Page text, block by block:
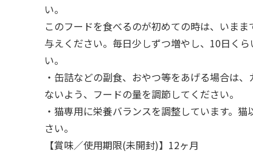
い。
このフードを食べるのが初めての時は、いま
与えください。毎日少しずつ増やし、10日く
い。
・缶詰などの副食、おやつ等をあげる場合は
ないよう、フードの量を調節してください。
・猫専用に栄養バランスを調整しています。
さい。
【賞味／使用期限(未開封)】12ヶ月